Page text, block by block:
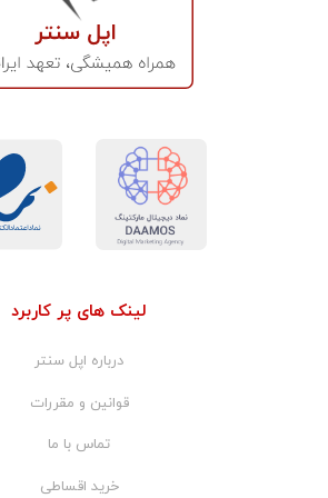
لینک های پر کاربرد
درباره اپل سنتر
قوانین و مقررات
تماس با ما
خرید اقساطی